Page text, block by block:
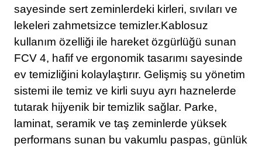
sayesinde sert zeminlerdeki kirleri, sıvıları ve
lekeleri zahmetsizce temizler.Kablosuz
kullanım özelliği ile hareket özgürlüğü sunan
FCV 4, hafif ve ergonomik tasarımı sayesinde
ev temizliğini kolaylaştırır. Gelişmiş su yönetim
sistemi ile temiz ve kirli suyu ayrı haznelerde
tutarak hijyenik bir temizlik sağlar. Parke,
laminat, seramik ve taş zeminlerde yüksek
performans sunan bu vakumlu paspas, günlük